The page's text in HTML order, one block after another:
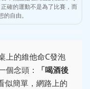
確的運動不是為了比賽，而
自由。
上的維他命C發泡
個念頭：
「喝酒後
似簡單，網路上的